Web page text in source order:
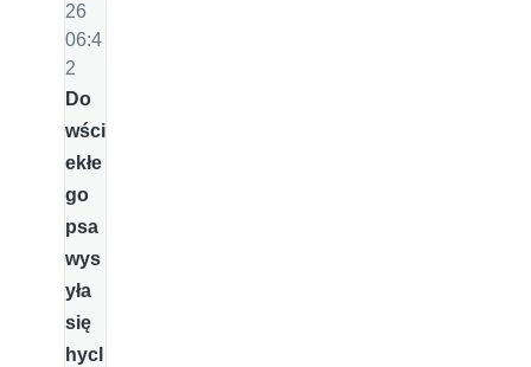
26
06:4
2
Do
wści
ekłe
go
psa
wys
yła
się
hycl